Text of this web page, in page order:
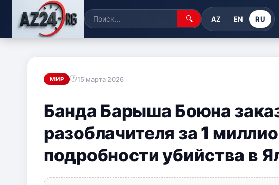
🔍 AZ EN RU
МИР 15 марта 2026
Банда Барыша Боюна
разоблачителя за 1
подробности убийства в